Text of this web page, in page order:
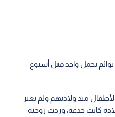
وأثار اختفاء الزوجة التي وضعت 10 توائم بحمل واحد قبل أسبوع
منذ ولادتهم ولم يعثر
كانت خدعة، وردت زوجته